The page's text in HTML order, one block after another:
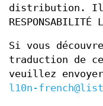
distribution. Il
RESPONSABILITÉ
Si vous
traduction de
veuillez envoyer
l10n-